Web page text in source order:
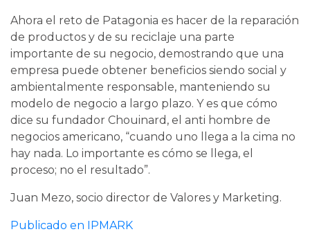
Ahora el reto de Patagonia es hacer de la reparación
de productos y de su reciclaje una parte
importante de su negocio, demostrando que una
empresa puede obtener beneficios siendo social y
ambientalmente responsable, manteniendo su
modelo de negocio a largo plazo. Y es que cómo
dice su fundador Chouinard, el anti hombre de
negocios americano, “cuando uno llega a la cima no
hay nada. Lo importante es cómo se llega, el
proceso; no el resultado”.
Juan Mezo, socio director de Valores y Marketing.
Publicado en IPMARK